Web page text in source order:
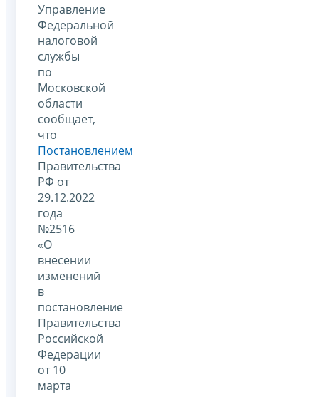
Управление
Федеральной
налоговой
службы
по
Московской
области
сообщает,
что
Постановлением
Правительства
РФ от
29.12.2022
года
№2516
«О
внесении
изменений
в
постановление
Правительства
Российской
Федерации
от 10
марта